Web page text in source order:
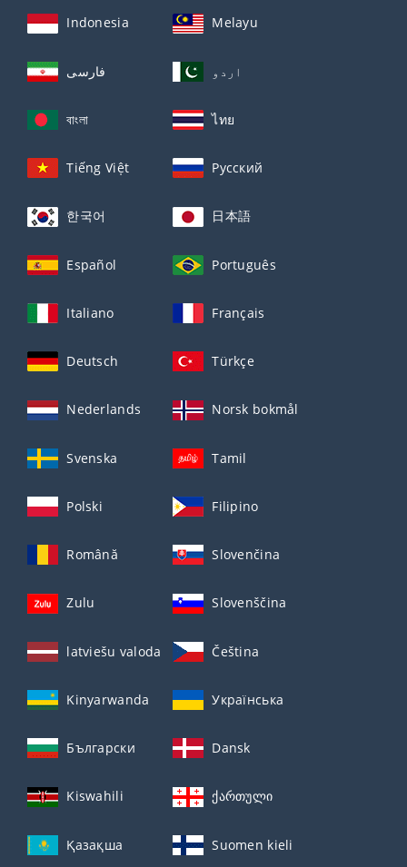
Indonesia Melayu
فارسی اردو
বাংলা ไทย
Tiếng Việt Русский
한국어 日本語
Español Português
Italiano Français
Deutsch Türkçe
Nederlands Norsk bokmål
Svenska Tamil
Polski Filipino
Română Slovenčina
Zulu Slovenščina
latviešu valoda Čeština
Kinyarwanda Українська
Български Dansk
Kiswahili ქართული
Қазақша Suomen kieli